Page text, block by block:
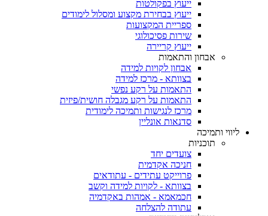
ייעוץ בפקולטות
ייעוץ בבחירת מקצוע ומסלול לימודים
ספריית המקצועות
שירות פסיכולוגי
ייעוץ קריירה
אבחון והתאמות
אבחון לקויות למידה
בצוותא - מרכז למידה
התאמות על רקע נפשי
התאמות על רקע מגבלה חושית/פיזית
מרכז לנגישות ותמיכה לימודית
סדנאות אונליין
ליווי ותמיכה
תוכניות
צועדים יחד
חניכה אקדמית
פרוייקט עתידים - עתודאים
בצוותא - לקויות למידה וקשב
חכמאמא - אמהות באקדמיה
עתודה להצלחה